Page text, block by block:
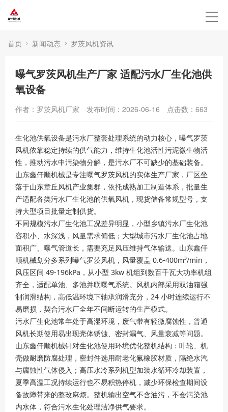
首页 新闻动态 罗茨风机资讯
曝气罗茨风机生产厂家 适配污水厂生化池供
氧设备
作者：罗茨风机厂家 发布时间：2026-06-16 点击数： 663
生化池供氧设备是污水厂整套处理系统的动力核心，曝气罗茨
风机依靠稳定持续的供气能力，维持生化池活性污泥微生物活
性，推动污水中污染物分解，是污水厂不可缺少的基础装备。
山东鑫仟顺机械是专注曝气罗茨风机的实体生产厂家，厂区坐
落于山东章丘风机产业集群，依托成熟加工制造体系，批量生
产适配各类污水厂生化池的供氧风机，现货储备常规型号，支
持大型项目批量定制供货。
不同规模污水厂生化池工况差异明显，小型乡镇污水厂生化池
容积小、水深浅，风量需求偏低；大型城市污水厂生化池占地
面积广、曝气管道长，需要充足风压维持气体输送。山东鑫仟
顺机械划分多系列曝气罗茨风机，风量覆盖 0.6-400m³/min，
风压区间 49-196kPa，从小型 3kw 机组到数百千瓦大功率机组
齐全，适配单池、多池并联曝气系统。风机内部采用双油箱强
制润滑结构，高低温环境下轴承润滑充分，24 小时连续运行不
易磨损，契合污水厂全年不间断运转的生产模式。
污水厂生化池常年处于高湿环境，废气带有轻微腐蚀性，普通
风机长期使用易出现壳体锈蚀、密封漏气、风量衰减等问题。
山东鑫仟顺机械针对生化池使用环境优化整机结构：叶轮、机
壳做耐磨防腐处理，密封件选用耐老化氟橡胶材质，隔绝水汽
与腐蚀性气体侵入；高压水冷系列机型加装水循环冷却装置，
夏季高温工况持续运行也不易积热停机，减少环保检查期间设
备故障带来的整改麻烦。整机输出空气不含油污，不会污染池
内水体，符合污水生化处理洁净供气要求。